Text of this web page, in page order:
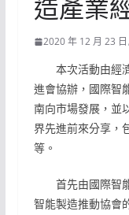
造產業
2020 年 12 月 23 日
本次活動由經濟
進會協辦，國際智
南向市場發展，並
界先進前來分享，
等。
首先由國際智能
智能製造推動協會